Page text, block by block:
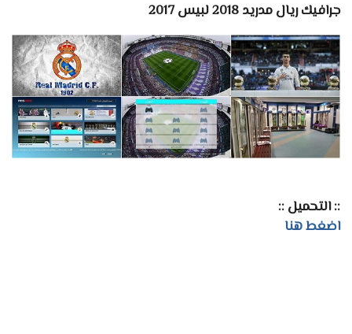
جرافيك ريال مدريد 2018 لبيس 2017
:: التحميل ::
اضغط هنا